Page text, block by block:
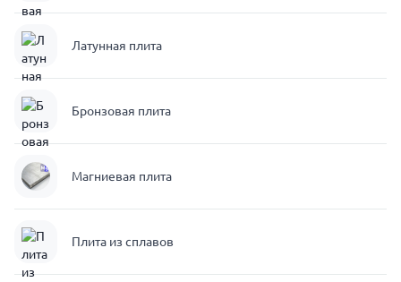
Латунная плита
Бронзовая плита
Магниевая плита
Плита из сплавов